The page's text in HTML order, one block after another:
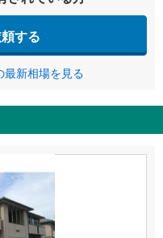
する
最新相場を見る